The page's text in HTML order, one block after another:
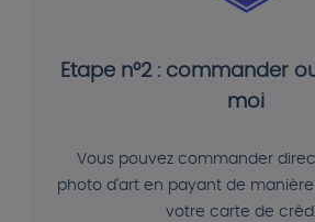
Etape n°2 : commander
moi
Vous pouvez commander
photo d'art en payant de
votre carte de